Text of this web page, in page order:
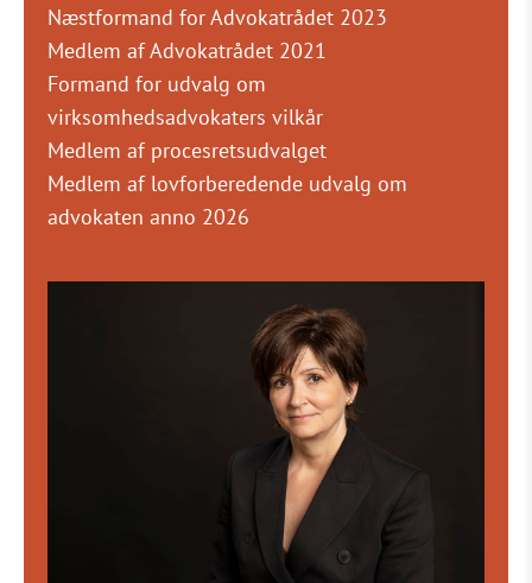
Næstformand for Advokatrådet 2023
Medlem af Advokatrådet 2021
Formand for udvalg om
virksomhedsadvokaters vilkår
Medlem af procesretsudvalget
Medlem af lovforberedende udvalg om
advokaten anno 2026